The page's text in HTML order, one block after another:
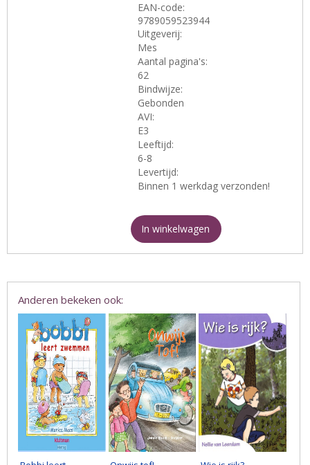
EAN-code:
9789059523944
Uitgeverij:
Mes
Aantal pagina's:
62
Bindwijze:
Gebonden
AVI:
E3
Leeftijd:
6-8
Levertijd:
Binnen 1 werkdag verzonden!
In winkelwagen
Anderen bekeken ook: